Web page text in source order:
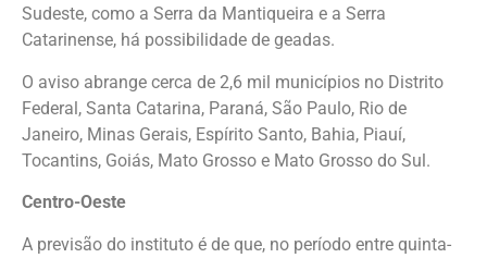
Sudeste, como a Serra da Mantiqueira e a Serra
Catarinense, há possibilidade de geadas.
O aviso abrange cerca de 2,6 mil municípios no Distrito
Federal, Santa Catarina, Paraná, São Paulo, Rio de
Janeiro, Minas Gerais, Espírito Santo, Bahia, Piauí,
Tocantins, Goiás, Mato Grosso e Mato Grosso do Sul.
Centro-Oeste
A previsão do instituto é de que, no período entre quinta-